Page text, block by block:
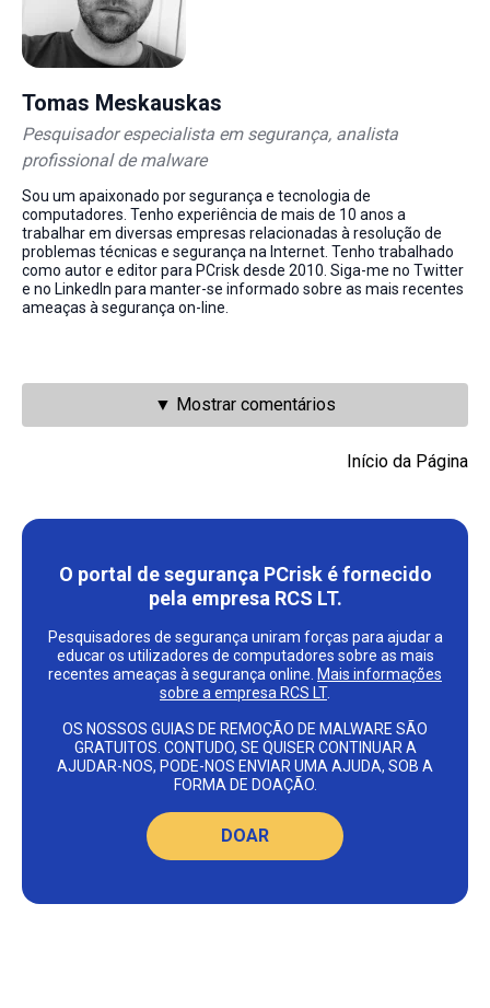
Tomas Meskauskas
Pesquisador especialista em segurança, analista
profissional de malware
Sou um apaixonado por segurança e tecnologia de
computadores. Tenho experiência de mais de 10 anos a
trabalhar em diversas empresas relacionadas à resolução de
problemas técnicas e segurança na Internet. Tenho trabalhado
como autor e editor para PCrisk desde 2010. Siga-me no Twitter
e no LinkedIn para manter-se informado sobre as mais recentes
ameaças à segurança on-line.
▼ Mostrar comentários
Início da Página
O portal de segurança PCrisk é fornecido
pela empresa RCS LT.
Pesquisadores de segurança uniram forças para ajudar a
educar os utilizadores de computadores sobre as mais
recentes ameaças à segurança online. Mais informações
sobre a empresa RCS LT.
OS NOSSOS GUIAS DE REMOÇÃO DE MALWARE SÃO
GRATUITOS. CONTUDO, SE QUISER CONTINUAR A
AJUDAR-NOS, PODE-NOS ENVIAR UMA AJUDA, SOB A
FORMA DE DOAÇÃO.
DOAR